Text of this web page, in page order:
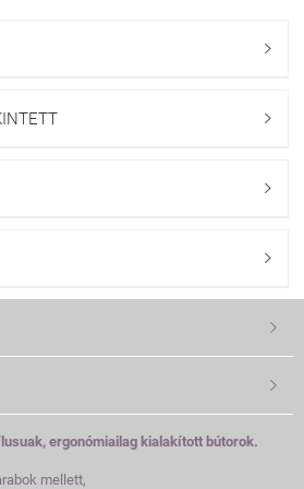






ergonómiailag kialakított bútorok.
mellett,